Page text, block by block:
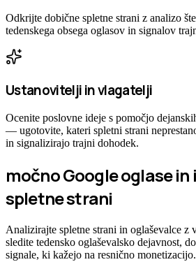
Odkrijte dobične spletne strani z analizo
tedenskega obsega oglasov in signalov
Ustanovitelji in vlagatelji
Ocenite poslovne ideje s pomočjo
— ugotovite, kateri spletni strani
in signalizirajo trajni dohodek.
močno Google oglase
spletne strani
Analizirajte spletne strani in oglaševalce
sledite tedensko oglaševalsko dejavnost,
signale, ki kažejo na resnično monetizacijo.